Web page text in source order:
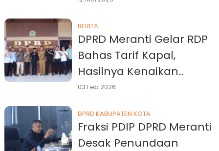
BERITA
DPRD Meranti Gelar RDP
Bahas Tarif Kapal,
Hasilnya Kenaikan
Ditangguhkan
03 Feb 2026
DPRD KABUPATEN KOTA
Fraksi PDIP DPRD Meranti
Desak Penundaan